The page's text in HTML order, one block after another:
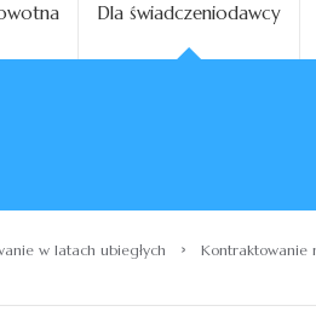
Dla świadczeniodawcy
w latach ubiegłych › Kontraktowanie